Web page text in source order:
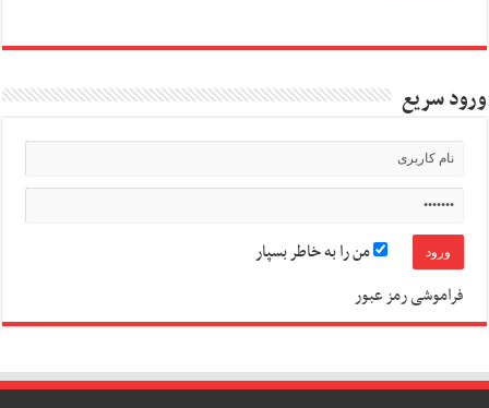
ورود سریع
من را به خاطر بسپار
فراموشی رمز عبور